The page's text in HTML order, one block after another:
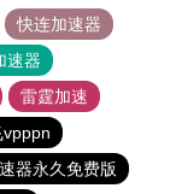
快连加速器
速器
雷霆加速
vpppn
器永久免费版